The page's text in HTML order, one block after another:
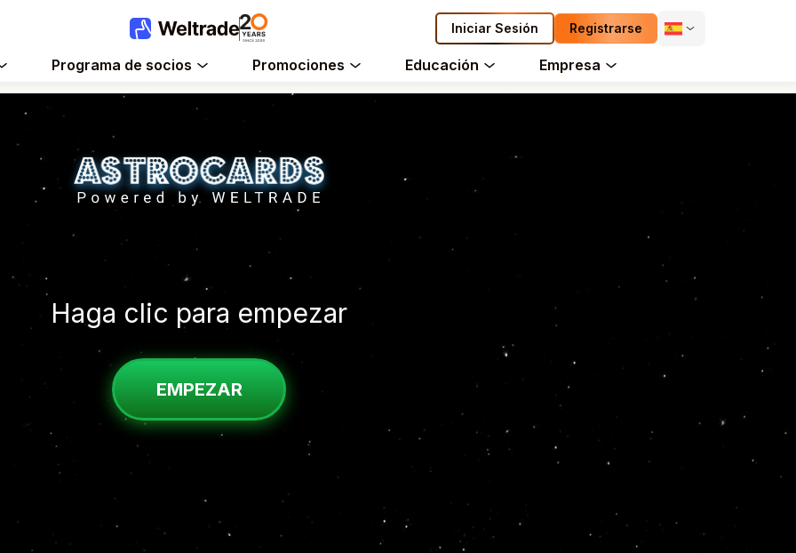
Iniciar Sesión Registrarse
Programa de socios Promociones Educación Empresa
Haga clic para empezar
EMPEZAR